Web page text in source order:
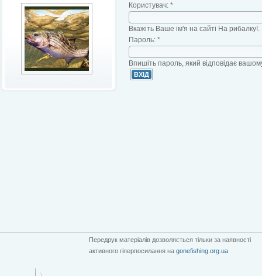
Користувач: *
Вкажіть Ваше ім'я на сайті На рибалку!.
Пароль: *
Впишіть пароль, який відповідає
Передрук матеріалів дозволяється тільки за наявності
активного гіперпосилання на gonefishing.org.ua